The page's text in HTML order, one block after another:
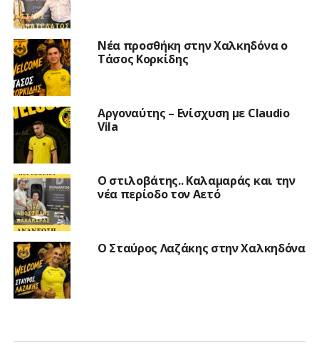
Νέα προσθήκη στην Χαλκηδόνα ο
Τάσος Κορκίδης
Αργοναύτης – Ενίσχυση με Claudio
Vila
Ο στιλοβάτης.. Καλαμαράς και την
νέα περίοδο τον Αετό
Ο Σταύρος Λαζάκης στην Χαλκηδόνα